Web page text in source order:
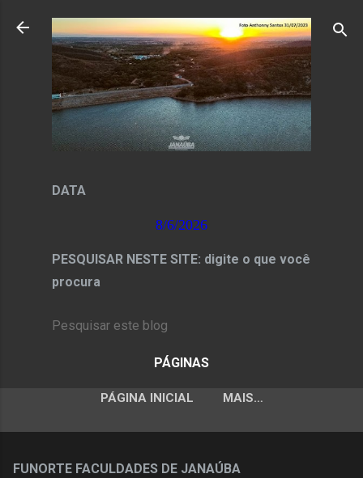
Pular para o conteúdo principal
DATA
8/6/2026
PESQUISAR NESTE SITE: digite o que você
procura
PÁGINAS
PÁGINA INICIAL MAIS…
FUNORTE FACULDADES DE JANAÚBA